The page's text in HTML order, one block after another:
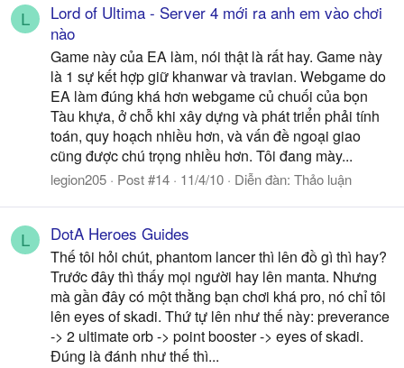
L
Lord of Ultima - Server 4 mới ra anh em vào chơi
nào
Game này của EA làm, nói thật là rất hay. Game này
là 1 sự kết hợp giữ khanwar và travian. Webgame do
EA làm đúng khá hơn webgame củ chuối của bọn
Tàu khựa, ở chỗ khi xây dựng và phát triển phải tính
toán, quy hoạch nhiều hơn, và vấn đề ngoại giao
cũng được chú trọng nhiều hơn. Tôi đang mày...
legion205 Post #14 11/4/10 Diễn đàn: Thảo luận
L DotA Heroes Guides
Thế tôi hỏi chút, phantom lancer thì lên đồ gì thì hay?
Trước đây thì thấy mọi người hay lên manta. Nhưng
mà gần đây có một thằng bạn chơi khá pro, nó chỉ tôi
lên eyes of skadi. Thứ tự lên như thế này: preverance
-> 2 ultimate orb -> point booster -> eyes of skadi.
Đúng là đánh như thế thì...